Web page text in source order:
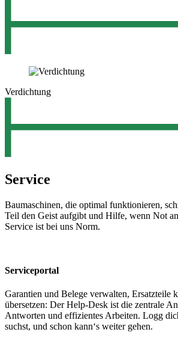
Verdichtung
Service
Baumaschinen, die optimal funktionieren,
Teil den Geist aufgibt und Hilfe, wenn Not
Service ist bei uns Norm.
Serviceportal
Garantien und Belege verwalten, Ersatzteile
übersetzen: Der Help-Desk ist die zentrale
Antworten und effizientes Arbeiten. Logg
suchst, und schon kann‘s weiter gehen.